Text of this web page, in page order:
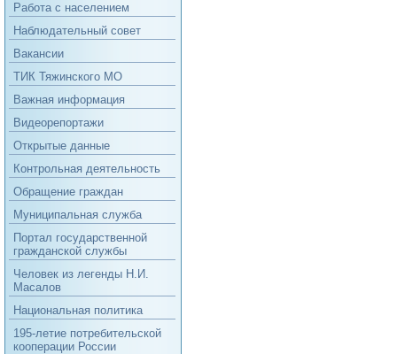
Работа с населением
Наблюдательный совет
Вакансии
ТИК Тяжинского МО
Важная информация
Видеорепортажи
Открытые данные
Контрольная деятельность
Обращение граждан
Муниципальная служба
Портал государственной
гражданской службы
Человек из легенды Н.И.
Масалов
Национальная политика
195-летие потребительской
кооперации России